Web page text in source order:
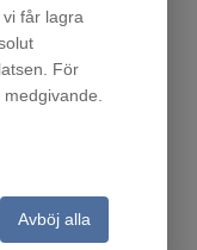
får lagra
För
Avböj alla